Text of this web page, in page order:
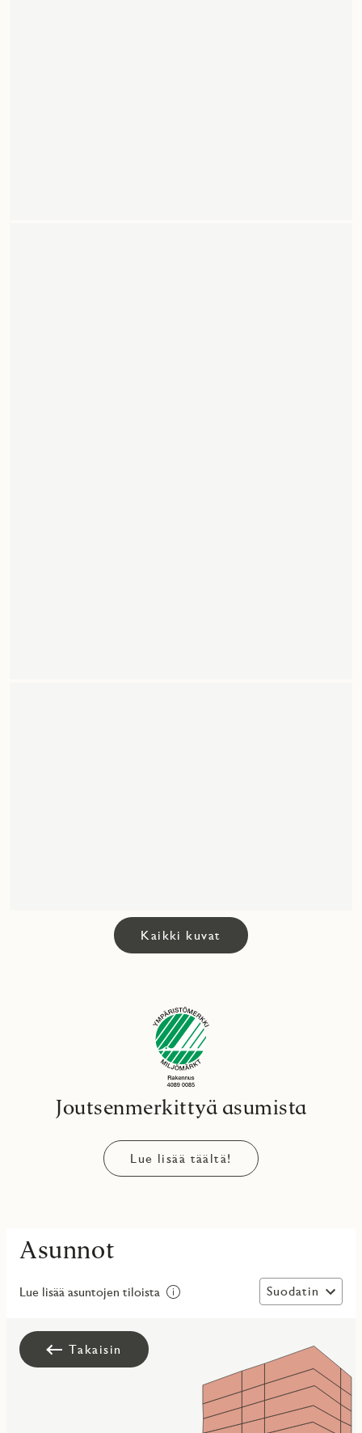
Kaikki kuvat
Joutsenmerkittyä asumista
Lue lisää täältä!
Asunnot
Lue lisää asuntojen tiloista Suodatin
Takaisin